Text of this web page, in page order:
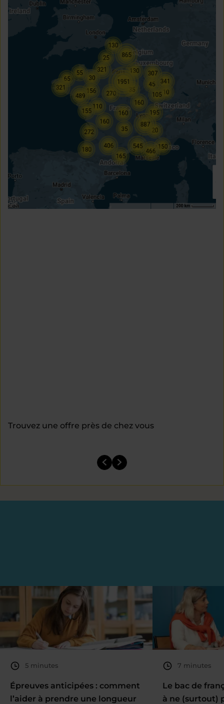
Trouvez une offre près de chez vous
5 minutes
Épreuves anticipées : comment
l’aider à prendre une longueur
7 minutes
Le bac de
à ne (surtout)